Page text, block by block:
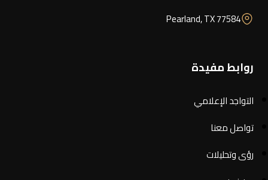
Pearland, TX 77584
روابط مفيدة
التواجد الإعلامي
تواصل معنا
رؤى وتحليلات